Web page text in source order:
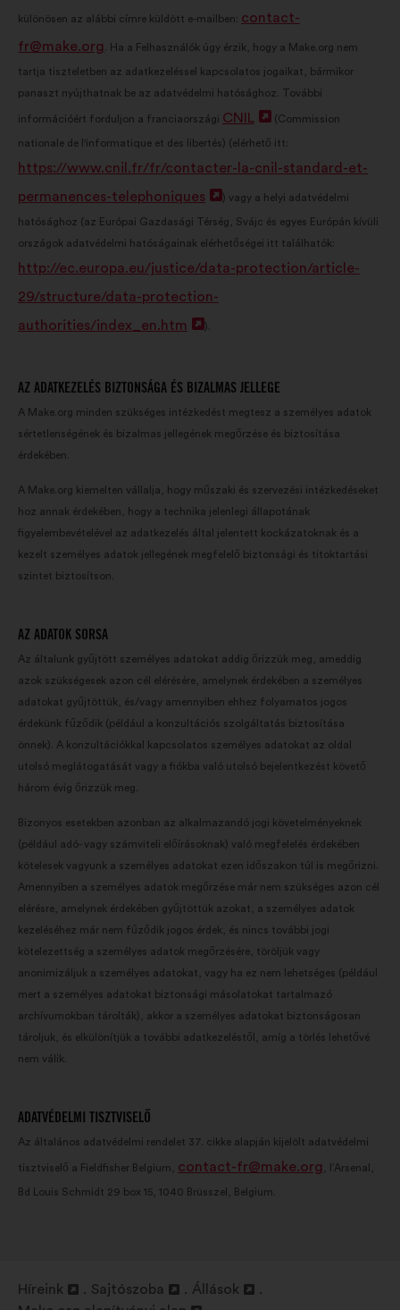
különösen az alábbi címre küldött e-mailben: contact-
fr@make.org
. Ha a Felhasználók úgy érzik, hogy a Make.org nem
tartja tiszteletben az adatkezeléssel kapcsolatos jogaikat, bármikor
panaszt nyújthatnak be az adatvédelmi hatósághoz. További
információért forduljon a franciaországi CNIL
Új
lap
megnyitása
(Commission
nationale de l'informatique et des libertés) (elérhető itt:
https://www.cnil.fr/fr/contacter-la-cnil-standard-et-
permanences-telephoniques
Új
lap
) vagy a helyi adatvédelmi
hatósághoz (az Európai Gazdasági Térség, Svájc és egyes Európán kívüli
országok adatvédelmi hatóságainak elérhetőségei itt találhatók:
http://ec.europa.eu/justice/data-protection/article-
29/structure/data-protection-
authorities/index_en.htm
Új
megnyitása
).
AZ ADATKEZELÉS BIZTONSÁGA ÉS BIZALMAS JELLEGE
A Make.org minden szükséges intézkedést megtesz a személyes adatok
sértetlenségének és bizalmas jellegének megőrzése és biztosítása
érdekében.
A Make.org kiemelten vállalja, hogy műszaki és szervezési intézkedéseket
hoz annak érdekében, hogy a technika jelenlegi állapotának
figyelembevételével az adatkezelés által jelentett kockázatoknak és a
kezelt személyes adatok jellegének megfelelő biztonsági és titoktartási
szintet biztosítson.
AZ ADATOK SORSA
Az általunk gyűjtött személyes adatokat addig őrizzük meg, ameddig
azok szükségesek azon cél elérésére, amelynek érdekében a személyes
adatokat gyűjtöttük, és/vagy amennyiben ehhez folyamatos jogos
érdekünk fűződik (például a konzultációs szolgáltatás biztosítása
önnek). A konzultációkkal kapcsolatos személyes adatokat az oldal
utolsó meglátogatását vagy a fiókba való utolsó bejelentkezést követő
három évig őrizzük meg.
Bizonyos esetekben azonban az alkalmazandó jogi követelményeknek
(például adó- vagy számviteli előírásoknak) való megfelelés érdekében
kötelesek vagyunk a személyes adatokat ezen időszakon túl is megőrizni.
Amennyiben a személyes adatok megőrzése már nem szükséges azon cél
elérésre, amelynek érdekében gyűjtöttük azokat, a személyes adatok
kezeléséhez már nem fűződik jogos érdek, és nincs további jogi
kötelezettség a személyes adatok megőrzésére, töröljük vagy
anonimizáljuk a személyes adatokat, vagy ha ez nem lehetséges (például
mert a személyes adatokat biztonsági másolatokat tartalmazó
archívumokban tárolták), akkor a személyes adatokat biztonságosan
tároljuk, és elkülönítjük a további adatkezeléstől, amíg a törlés lehetővé
nem válik.
ADATVÉDELMI TISZTVISELŐ
Az általános adatvédelmi rendelet 37. cikke alapján kijelölt adatvédelmi
tisztviselő a Fieldfisher Belgium, contact-fr@make.org , l’Arsenal,
Bd Louis Schmidt 29 box 15, 1040 Brüsszel, Belgium.
Híreink Sajtószoba Állások